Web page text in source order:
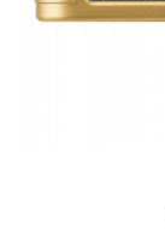
Antigel